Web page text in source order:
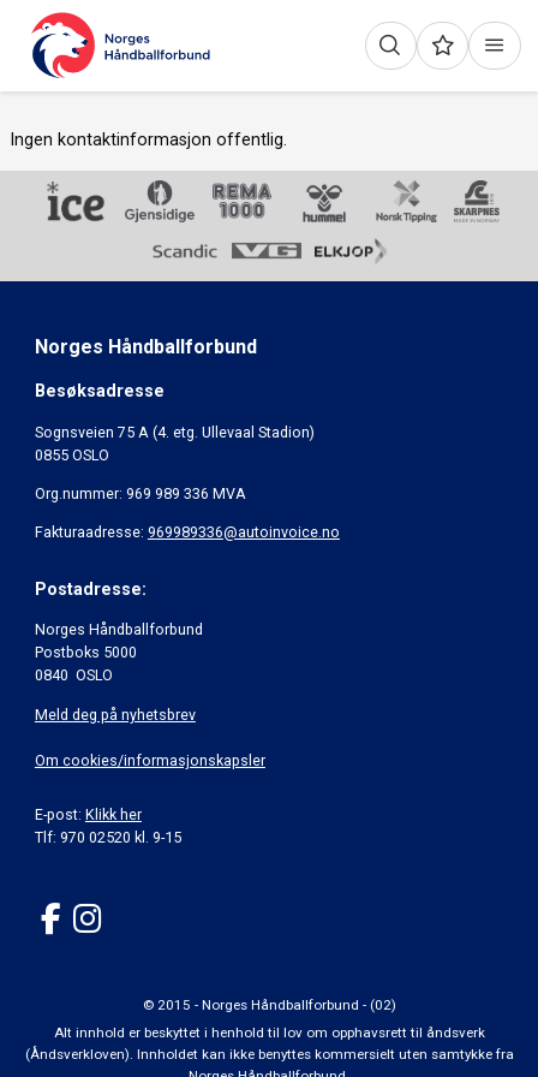
Ingen kontaktinformasjon offentlig.
Norges Håndballforbund
Besøksadresse
Sognsveien 75 A (4. etg. Ullevaal Stadion)
0855 OSLO
Org.nummer: 969 989 336 MVA
Fakturaadresse: 969989336@autoinvoice.no
Postadresse:
Norges Håndballforbund
Postboks 5000
0840 OSLO
Meld deg på nyhetsbrev
Om cookies/informasjonskapsler
E-post: Klikk her
Tlf: 970 02520 kl. 9-15
© 2015 - Norges Håndballforbund - (02)
Alt innhold er beskyttet i henhold til lov om opphavsrett til åndsverk
(Åndsverkloven). Innholdet kan ikke benyttes kommersielt uten samtykke fra